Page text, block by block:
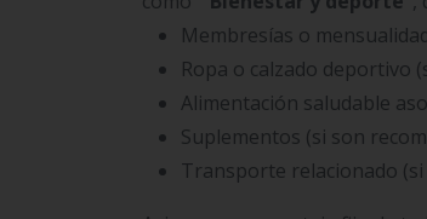
Membresías o
Ropa o calzado deportivo
Alimentación saludable
Suplementos (si son
Transporte relacionado (si